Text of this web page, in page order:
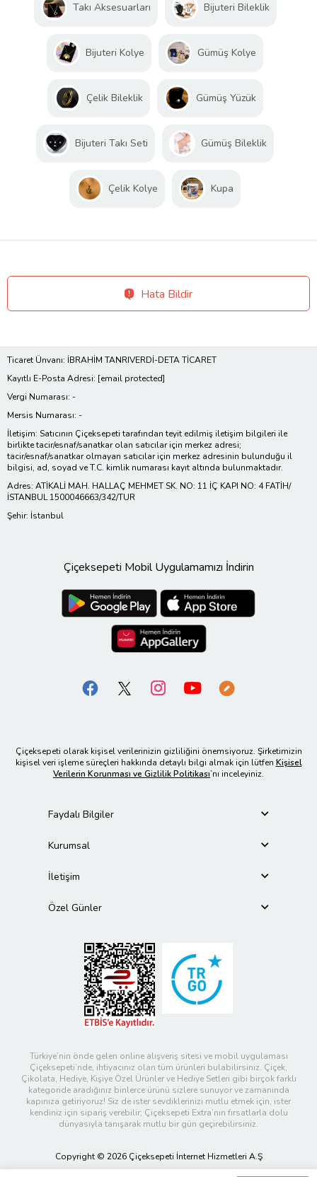
Takı Aksesuarları Bijuteri Bileklik
Bijuteri Kolye Gümüş Kolye
Çelik Bileklik Gümüş Yüzük
Bijuteri Takı Seti Gümüş Bileklik
Çelik Kolye Kupa
Hata Bildir
Ticaret Ünvanı: İBRAHİM TANRIVERDİ-DETA TİCARET
Kayıtlı E-Posta Adresi: [email protected]
Vergi Numarası: -
Mersis Numarası: -
İletişim: Satıcının Çiçeksepeti tarafından teyit edilmiş iletişim bilgileri ile
birlikte tacir/esnaf/sanatkar olan satıcılar için merkez adresi;
tacir/esnaf/sanatkar olmayan satıcılar için merkez adresinin bulunduğu il
bilgisi, ad, soyad ve T.C. kimlik numarası kayıt altında bulunmaktadır.
Adres: ATİKALİ MAH. HALLAÇ MEHMET SK. NO: 11 İÇ KAPI NO: 4 FATİH/
İSTANBUL 1500046663/342/TUR
Şehir: İstanbul
Çiçeksepeti Mobil Uygulamamızı İndirin
Çiçeksepeti olarak kişisel verilerinizin gizliliğini önemsiyoruz. Şirketimizin
kişisel veri işleme süreçleri hakkında detaylı bilgi almak için lütfen Kişisel
Verilerin Korunması ve Gizlilik Politikası’nı inceleyiniz.
Faydalı Bilgiler
Kurumsal
İletişim
Özel Günler
Türkiye’nin önde gelen online alışveriş sitesi ve mobil uygulaması
Çiçeksepeti’nde, ihtiyacınız olan tüm ürünleri bulabilirsiniz. Çiçek,
Çikolata, Hediye, Kişiye Özel Ürünler ve Hediye Setleri gibi birçok farklı
kategoride aradığınız binlerce ürünü sizlere sunuyor ve zamanında
kapınıza getiriyoruz! Siz de ister sevdiklerinizi mutlu etmek için, ister
kendiniz için sipariş verebilir; Çiçeksepeti Extra’nın fırsatlarla dolu
dünyasıyla tanışarak mutlu bir gün geçirebilirsiniz.
Copyright © 2026 Çiçeksepeti İnternet Hizmetleri A.Ş